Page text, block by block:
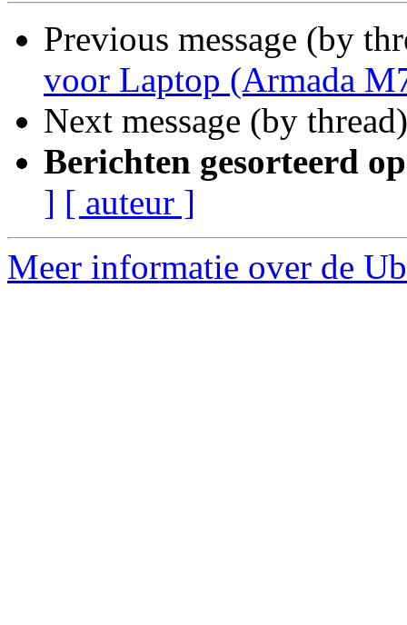
Previous message (by
voor Laptop (Armada
Next message (by
Berichten gesorteerd
] [ auteur ]
Meer informatie over de